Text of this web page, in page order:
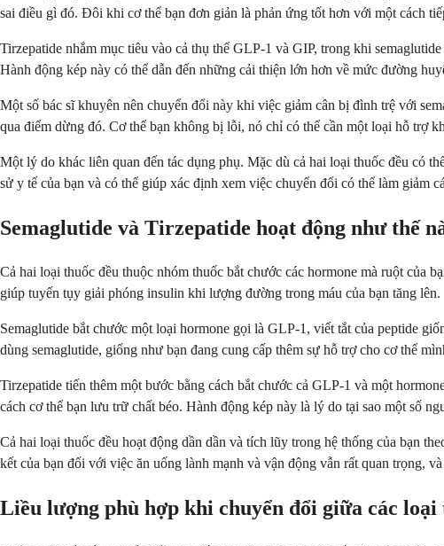
sai điều gì đó. Đôi khi cơ thể bạn đơn giản là phản ứng tốt hơn với một cách
Tirzepatide nhắm mục tiêu vào cả thụ thể GLP-1 và GIP, trong khi
Hành động kép này có thể dẫn đến những cải thiện lớn hơn về mức đường
Một số bác sĩ khuyên nên chuyển đổi này khi việc giảm cân bị đình trệ với
qua điểm dừng đó. Cơ thể bạn không bị lỗi, nó chỉ có thể cần một loại hỗ trợ
Một lý do khác liên quan đến tác dụng phụ. Mặc dù cả hai loại thuốc đều có
sử y tế của bạn và có thể giúp xác định xem việc chuyển đổi có thể làm giảm
Semaglutide và Tirzepatide hoạt động như thế
Cả hai loại thuốc đều thuộc nhóm thuốc bắt chước các hormone mà ruột của
giúp tuyến tụy giải phóng insulin khi lượng đường trong máu của bạn tăng lên.
Semaglutide bắt chước một loại hormone gọi là GLP-1, viết tắt của peptide
dùng semaglutide, giống như bạn đang cung cấp thêm sự hỗ trợ cho cơ thể
Tirzepatide tiến thêm một bước bằng cách bắt chước cả GLP-1 và một
cách cơ thể bạn lưu trữ chất béo. Hành động kép này là lý do tại sao một số
Cả hai loại thuốc đều hoạt động dần dần và tích lũy trong hệ thống của bạn
kết của bạn đối với việc ăn uống lành mạnh và vận động vẫn rất quan trọng,
Liều lượng phù hợp khi chuyển đổi giữa các loại